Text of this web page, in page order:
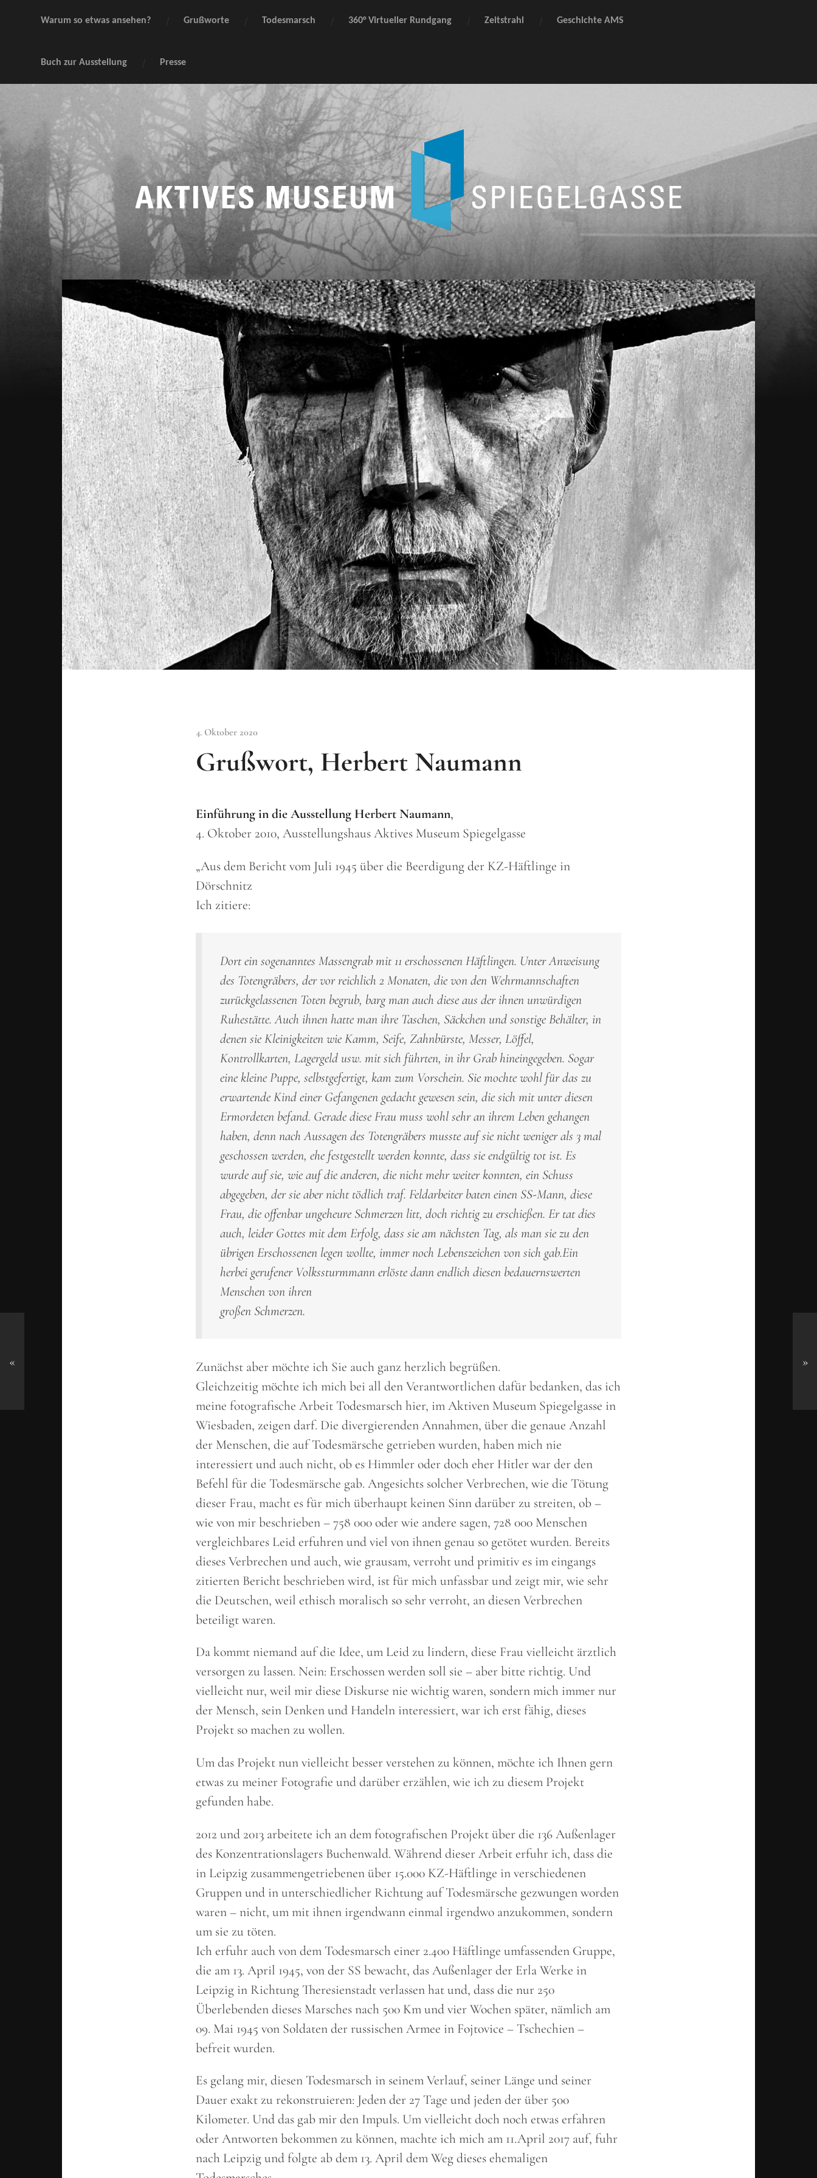
Warum so etwas ansehen? Grußworte Todesmarsch 360° Virtueller Rundgang Zeitstrahl Geschichte AMS
Buch zur Ausstellung Presse
Todesmarsch
Leipzig-
Fojtovice
4. Oktober 2020
Grußwort, Herbert Naumann
Einführung in die Ausstellung Herbert Naumann,
4. Oktober 2010, Ausstellungshaus Aktives Museum Spiegelgasse
„Aus dem Bericht vom Juli 1945 über die Beerdigung der KZ-Häftlinge in
Dörschnitz
Ich zitiere:
Dort ein sogenanntes Massengrab mit 11 erschossenen Häftlingen. Unter Anweisung
des Totengräbers, der vor reichlich 2 Monaten, die von den Wehrmannschaften
zurückgelassenen Toten begrub, barg man auch diese aus der ihnen unwürdigen
Ruhestätte. Auch ihnen hatte man ihre Taschen, Säckchen und sonstige Behälter, in
denen sie Kleinigkeiten wie Kamm, Seife, Zahnbürste, Messer, Löffel,
Kontrollkarten, Lagergeld usw. mit sich führten, in ihr Grab hineingegeben. Sogar
eine kleine Puppe, selbstgefertigt, kam zum Vorschein. Sie mochte wohl für das zu
erwartende Kind einer Gefangenen gedacht gewesen sein, die sich mit unter diesen
Ermordeten befand. Gerade diese Frau muss wohl sehr an ihrem Leben gehangen
haben, denn nach Aussagen des Totengräbers musste auf sie nicht weniger als 3 mal
geschossen werden, ehe festgestellt werden konnte, dass sie endgültig tot ist. Es
wurde auf sie, wie auf die anderen, die nicht mehr weiter konnten, ein Schuss
abgegeben, der sie aber nicht tödlich traf. Feldarbeiter baten einen SS-Mann, diese
Frau, die offenbar ungeheure Schmerzen litt, doch richtig zu erschießen. Er tat dies
auch, leider Gottes mit dem Erfolg, dass sie am nächsten Tag, als man sie zu den
übrigen Erschossenen legen wollte, immer noch Lebenszeichen von sich gab.Ein
herbei gerufener Volkssturmmann erlöste dann endlich diesen bedauernswerten
Menschen von ihren
großen Schmerzen.
Zunächst aber möchte ich Sie auch ganz herzlich begrüßen.
Gleichzeitig möchte ich mich bei all den Verantwortlichen dafür bedanken, das ich
meine fotografische Arbeit Todesmarsch hier, im Aktiven Museum Spiegelgasse in
Wiesbaden, zeigen darf. Die divergierenden Annahmen, über die genaue Anzahl
der Menschen, die auf Todesmärsche getrieben wurden, haben mich nie
interessiert und auch nicht, ob es Himmler oder doch eher Hitler war der den
Befehl für die Todesmärsche gab. Angesichts solcher Verbrechen, wie die Tötung
dieser Frau, macht es für mich überhaupt keinen Sinn darüber zu streiten, ob –
wie von mir beschrieben – 758 000 oder wie andere sagen, 728 000 Menschen
vergleichbares Leid erfuhren und viel von ihnen genau so getötet wurden. Bereits
dieses Verbrechen und auch, wie grausam, verroht und primitiv es im eingangs
zitierten Bericht beschrieben wird, ist für mich unfassbar und zeigt mir, wie sehr
die Deutschen, weil ethisch moralisch so sehr verroht, an diesen Verbrechen
beteiligt waren.
Da kommt niemand auf die Idee, um Leid zu lindern, diese Frau vielleicht ärztlich
versorgen zu lassen. Nein: Erschossen werden soll sie – aber bitte richtig. Und
vielleicht nur, weil mir diese Diskurse nie wichtig waren, sondern mich immer nur
der Mensch, sein Denken und Handeln interessiert, war ich erst fähig, dieses
Projekt so machen zu wollen.
Um das Projekt nun vielleicht besser verstehen zu können, möchte ich Ihnen gern
etwas zu meiner Fotografie und darüber erzählen, wie ich zu diesem Projekt
gefunden habe.
2012 und 2013 arbeitete ich an dem fotografischen Projekt über die 136 Außenlager
des Konzentrationslagers Buchenwald. Während dieser Arbeit erfuhr ich, dass die
in Leipzig zusammengetriebenen über 15.000 KZ-Häftlinge in verschiedenen
Gruppen und in unterschiedlicher Richtung auf Todesmärsche gezwungen worden
waren – nicht, um mit ihnen irgendwann einmal irgendwo anzukommen, sondern
um sie zu töten.
Ich erfuhr auch von dem Todesmarsch einer 2.400 Häftlinge umfassenden Gruppe,
die am 13. April 1945, von der SS bewacht, das Außenlager der Erla Werke in
Leipzig in Richtung Theresienstadt verlassen hat und, dass die nur 250
Überlebenden dieses Marsches nach 500 Km und vier Wochen später, nämlich am
09. Mai 1945 von Soldaten der russischen Armee in Fojtovice – Tschechien –
befreit wurden.
Es gelang mir, diesen Todesmarsch in seinem Verlauf, seiner Länge und seiner
Dauer exakt zu rekonstruieren: Jeden der 27 Tage und jeden der über 500
Kilometer. Und das gab mir den Impuls. Um vielleicht doch noch etwas erfahren
oder Antworten bekommen zu können, machte ich mich am 11.April 2017 auf, fuhr
nach Leipzig und folgte ab dem 13. April dem Weg dieses ehemaligen
« »